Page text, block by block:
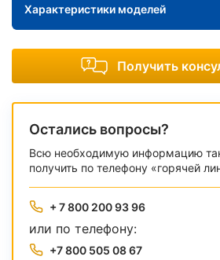
Характеристики моделей
Получить
Остались вопросы?
Всю необходимую информацию
получить по телефону «горячей
+ 7 800 200 93 96
или по телефону:
+7 800 505 08 67